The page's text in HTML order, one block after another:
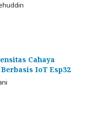
Cahaya
IoT Esp32